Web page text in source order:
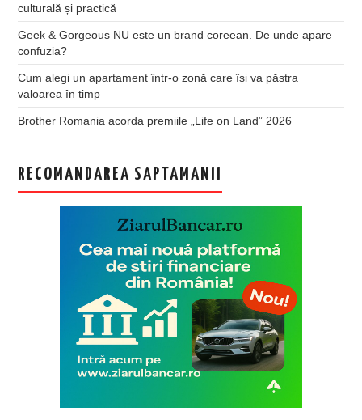
culturală și practică
Geek & Gorgeous NU este un brand coreean. De unde apare
confuzia?
Cum alegi un apartament într-o zonă care își va păstra
valoarea în timp
Brother Romania acorda premiile „Life on Land” 2026
RECOMANDAREA SAPTAMANII